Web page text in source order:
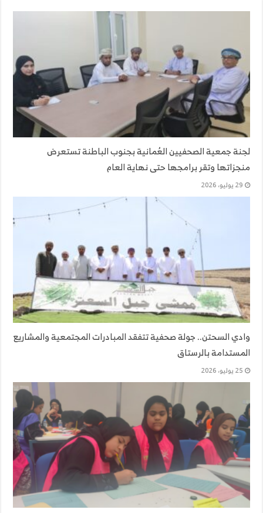
لجنة جمعية الصحفيين العُمانية بجنوب الباطنة تستعرض
منجزاتها وتقر برامجها حتى نهاية العام
29 يوليو، 2026
وادي السحتن.. جولة صحفية تتفقد المبادرات المجتمعية والمشاريع
المستدامة بالرستاق
25 يوليو، 2026